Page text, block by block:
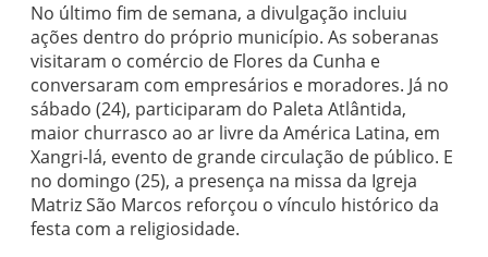
No último fim de semana, a divulgação incluiu
ações dentro do próprio município. As soberanas
visitaram o comércio de Flores da Cunha e
conversaram com empresários e moradores. Já no
sábado (24), participaram do Paleta Atlântida,
maior churrasco ao ar livre da América Latina, em
Xangri-lá, evento de grande circulação de público. E
no domingo (25), a presença na missa da Igreja
Matriz São Marcos reforçou o vínculo histórico da
festa com a religiosidade.